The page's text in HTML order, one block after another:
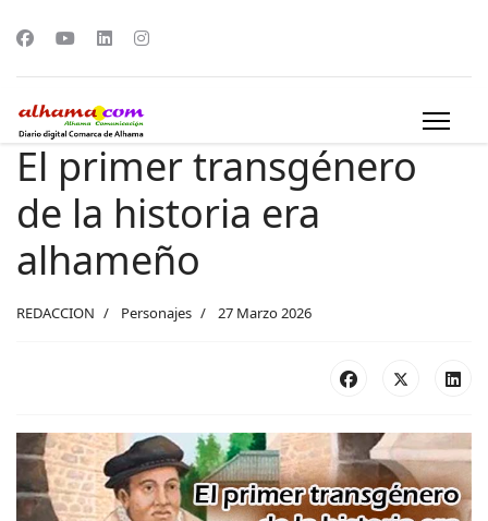
El primer transgénero
de la historia era
alhameño
REDACCION Personajes 27 Marzo 2026